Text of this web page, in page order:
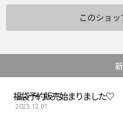
このショ
福袋予約販売始まりました♡
2023.12.01